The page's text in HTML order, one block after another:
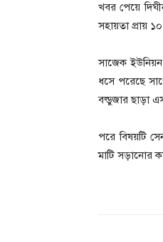
খবর পেয়ে
সহায়তা প্রায়
সাজেক ইউনিয়ন
ধসে পরেছে
বল্ডুজার ছাড়া
পরে বিষয়টি
মাটি সড়ানোর